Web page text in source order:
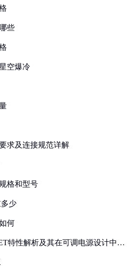
些
空爆冷
求及连接规范详解
格和型号
少
何
特性解析及其在可调电源设计中的